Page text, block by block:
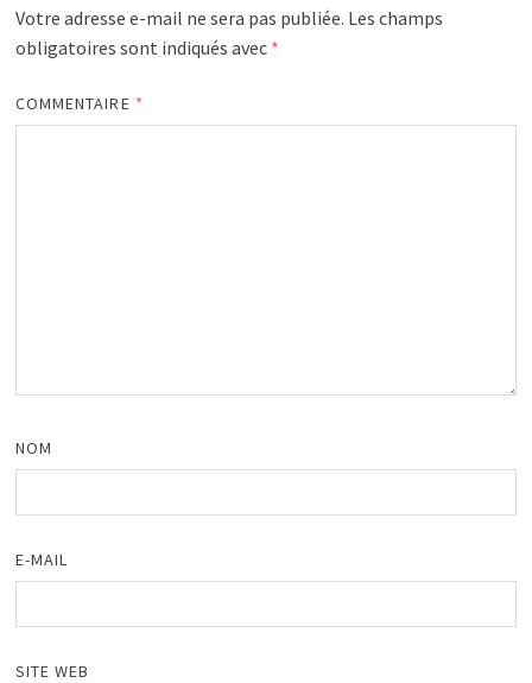
Votre adresse e-mail ne sera pas publiée. Les champs
obligatoires sont indiqués avec *
COMMENTAIRE *
NOM
E-MAIL
SITE WEB